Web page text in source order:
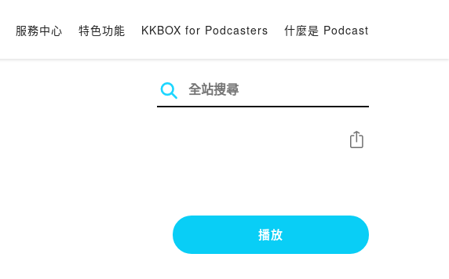
服務中心 特色功能 KKBOX for Podcasters 什麼是 Podcast
分享
播放